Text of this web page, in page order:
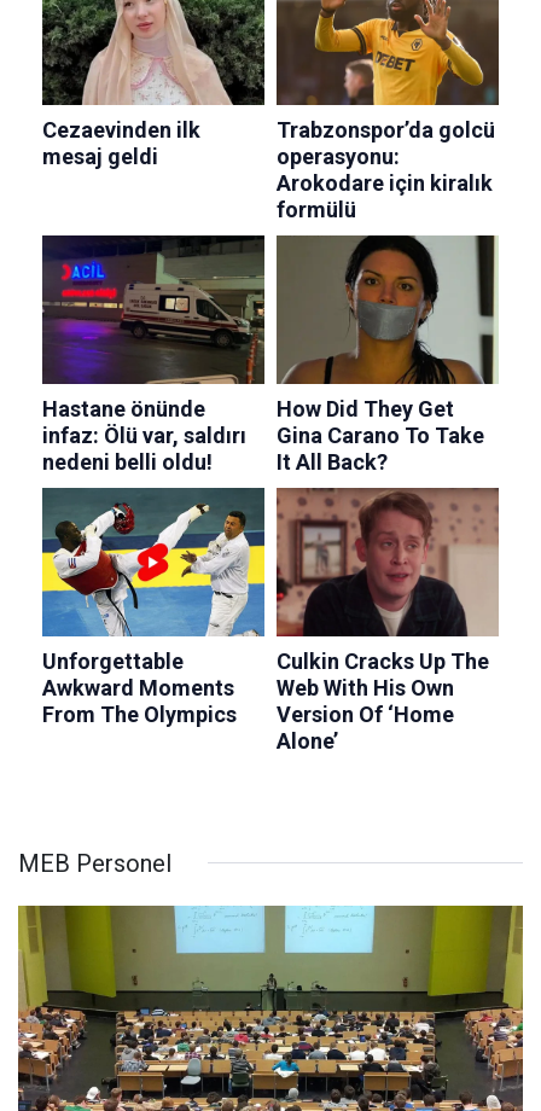
MEB Personel